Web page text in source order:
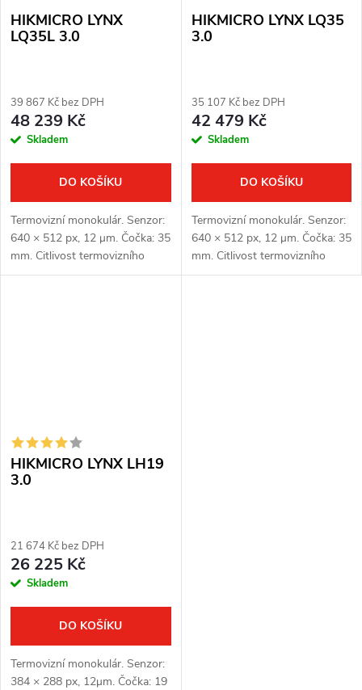
HIKMICRO LYNX
LQ35L 3.0
39 867 Kč bez DPH
48 239 Kč
Skladem
DO KOŠÍKU
Termovizní monokulár. Senzor:
640 × 512 px, 12 μm. Čočka: 35
mm. Citlivost termovizního
senzoru: < 15 mK. Detekční
HIKMICRO LYNX LQ35
3.0
35 107 Kč bez DPH
42 479 Kč
Skladem
DO KOŠÍKU
Termovizní monokulár. Senzor:
640 × 512 px, 12 μm. Čočka: 35
mm. Citlivost termovizního
senzoru: < 15 mK. Detekční
HIKMICRO LYNX LH19
3.0
21 674 Kč bez DPH
26 225 Kč
Skladem
DO KOŠÍKU
Termovizní monokulár. Senzor:
384 × 288 px, 12μm. Čočka: 19